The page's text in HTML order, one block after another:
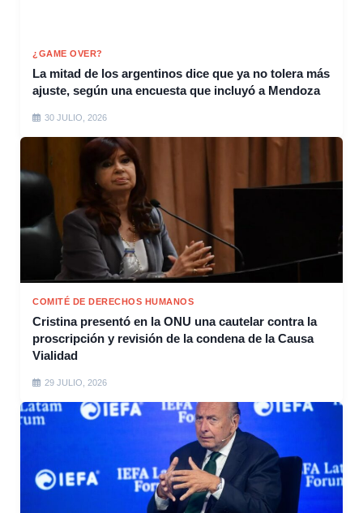
¿GAME OVER?
La mitad de los argentinos dice que ya no tolera más
ajuste, según una encuesta que incluyó a Mendoza
30 JULIO, 2026
COMITÉ DE DERECHOS HUMANOS
Cristina presentó en la ONU una cautelar contra la
proscripción y revisión de la condena de la Causa
Vialidad
29 JULIO, 2026